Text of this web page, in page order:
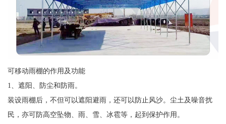
可移动雨棚的作用及功能
1、遮阳、防尘和防雨。
装设雨棚后，不但可以遮阳避雨，还可以防止风沙。尘土及噪音扰
民，亦可防高空坠物、雨、雪、冰雹等，起到保护作用。